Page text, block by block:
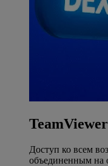
Доступ ко всем
объединенным на